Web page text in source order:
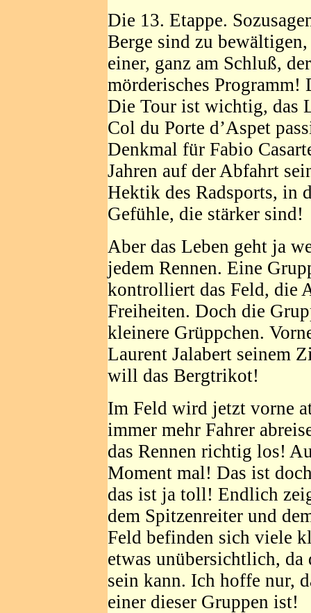
Die 13. Etappe.
Berge sind zu
einer, ganz am Schluß,
mörderisches
Die Tour ist wichtig, das
Col du Porte d’Aspet
Denkmal für Fabio
Jahren auf der Abfahrt
Hektik des Radsports, in
Gefühle, die stärker sind!
Aber das Leben geht ja
jedem Rennen. Eine
kontrolliert das Feld, die
Freiheiten. Doch die
kleinere Grüppchen.
Laurent Jalabert seinem
will das Bergtrikot!
Im Feld wird jetzt vorne
immer mehr Fahrer
das Rennen richtig los!
Moment mal! Das ist
das ist ja toll! Endlich
dem Spitzenreiter und
Feld befinden sich viele
etwas unübersichtlich,
sein kann. Ich hoffe nur,
einer dieser Gruppen ist!